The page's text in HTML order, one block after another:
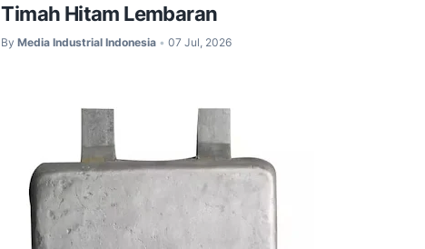
Timah Hitam Lembaran
By Media Industrial Indonesia • 07 Jul, 2026